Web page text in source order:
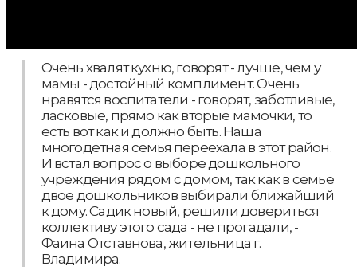
Очень хвалят кухню, говорят - лучше, чем у
мамы - достойный комплимент. Очень
нравятся воспитатели - говорят, заботливые,
ласковые, прямо как вторые мамочки, то
есть вот как и должно быть. Наша
многодетная семья переехала в этот район.
И встал вопрос о выборе дошкольного
учреждения рядом с домом, так как в семье
двое дошкольников выбирали ближайший
к дому. Садик новый, решили довериться
коллективу этого сада - не прогадали, -
Фаина Отставнова, жительница г.
Владимира.